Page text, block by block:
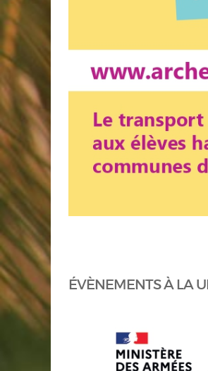
ÉVÈNEMENTS À LA